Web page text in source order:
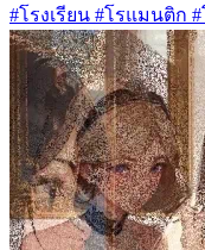
#โรงเรียน #โรแมนติก